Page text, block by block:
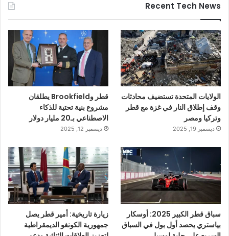
Recent Tech News
الولايات المتحدة تستضيف محادثات
وقف إطلاق النار في غزة مع قطر
وتركيا ومصر
ديسمبر 19, 2025
قطر وBrookfield يطلقان
مشروع بنية تحتية للذكاء
الاصطناعي بـ20 مليار دولار
ديسمبر 12, 2025
سباق قطر الكبير 2025: أوسكار
بياستري يحصد أول بول في السباق
زيارة تاريخية: أمير قطر يصل
جمهورية الكونغو الديمقراطية